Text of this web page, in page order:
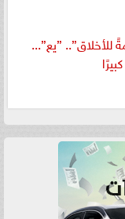
للأخلاق”.. ”يع”...